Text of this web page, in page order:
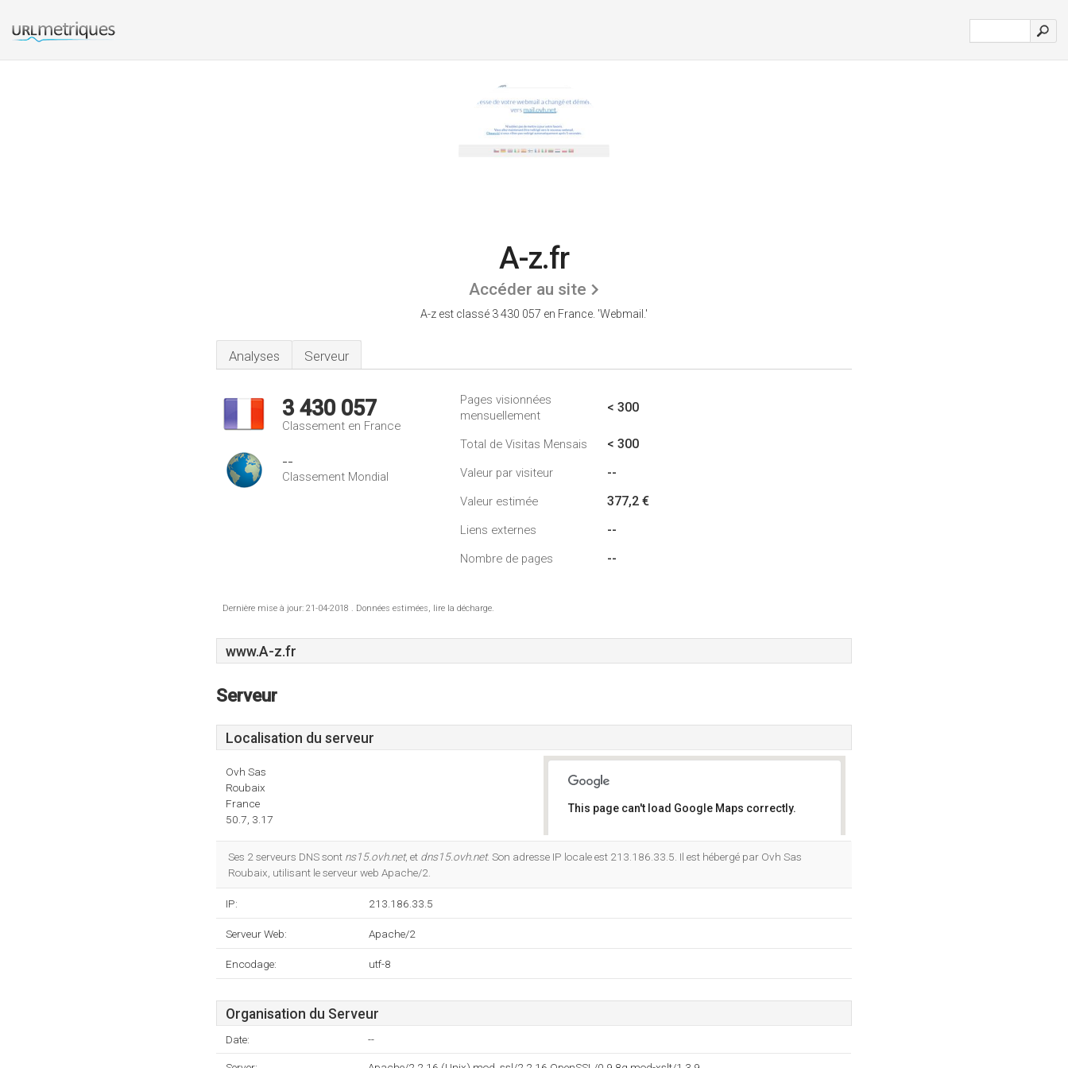
A-z.fr
Accéder au site
A-z est classé 3 430 057 en France. 'Webmail.'
Analyses Serveur
3 430 057
Classement en France
--
Classement Mondial
Pages visionnées
mensuellement
< 300
Total de Visitas Mensais < 300
Valeur par visiteur --
Valeur estimée 377,2 €
Liens externes --
Nombre de pages --
Dernière mise à jour: 21-04-2018 . Données estimées, lire la décharge.
www.A-z.fr
Serveur
Localisation du serveur
Ovh Sas
Roubaix
France
50.7, 3.17
This page can't load Google Maps correctly.
Ses 2 serveurs DNS sont ns15.ovh.net, et dns15.ovh.net. Son adresse IP locale est 213.186.33.5. Il est hébergé par Ovh Sas
Roubaix, utilisant le serveur web Apache/2.
IP: 213.186.33.5
Serveur Web: Apache/2
Encodage: utf-8
Organisation du Serveur
Date: --